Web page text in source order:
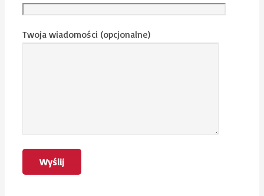
Twoja wiadomości (opcjonalne)